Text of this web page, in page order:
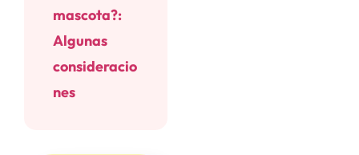
mascota?:
Algunas
consideracio
nes